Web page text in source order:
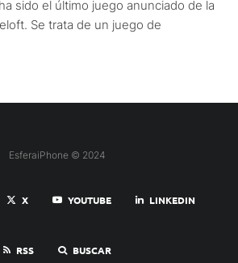
sido el último juego anunciado de la
Se trata de un juego de
EsferaiPhone © 2024
X YOUTUBE LINKEDIN
RSS BUSCAR